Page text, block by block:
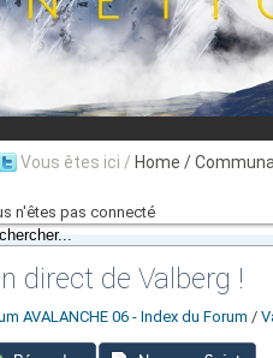
Vous êtes ici / Home /
n'êtes pas connecté
direct de Valberg !
AVALANCHE 06 - Index du Forum /